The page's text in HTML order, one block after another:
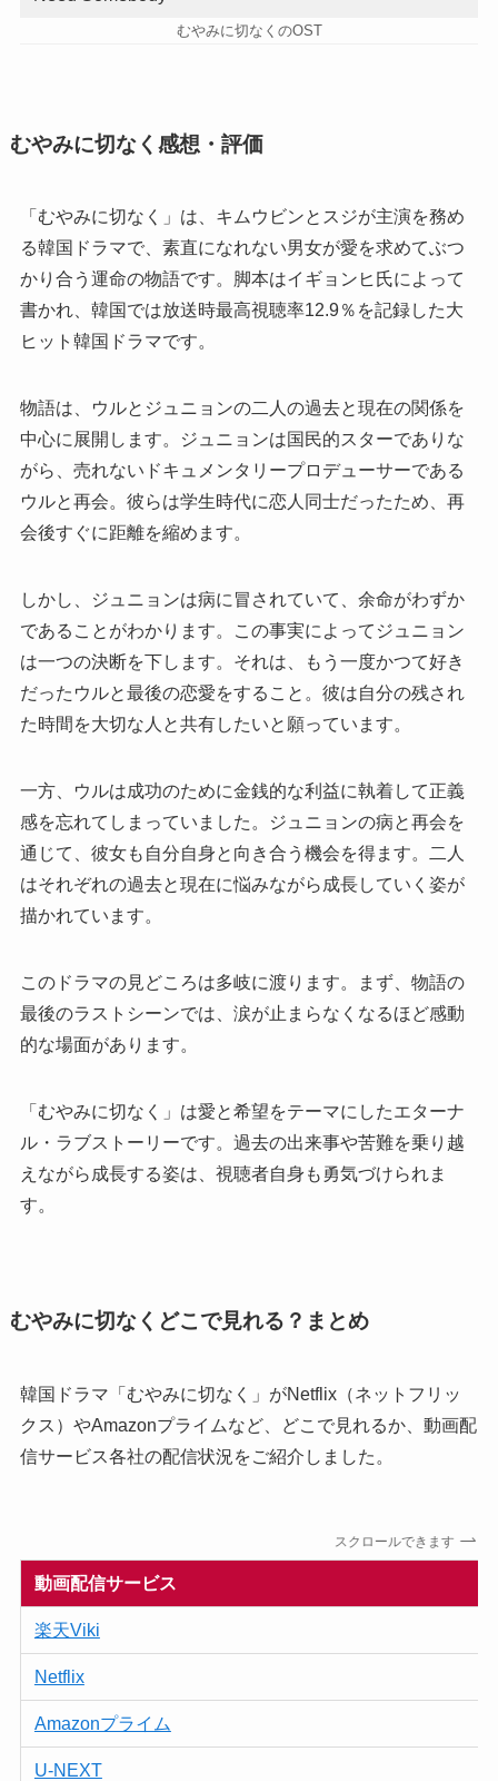
むやみに切なくのOST
むやみに切なく感想・評価
「むやみに切なく」は、キムウビンとスジが主演を務め
る韓国ドラマで、素直になれない男女が愛を求めてぶつ
かり合う運命の物語です。脚本はイギョンヒ氏によって
書かれ、韓国では放送時最高視聴率12.9％を記録した大
ヒット韓国ドラマです。
物語は、ウルとジュニョンの二人の過去と現在の関係を
中心に展開します。ジュニョンは国民的スターでありな
がら、売れないドキュメンタリープロデューサーである
ウルと再会。彼らは学生時代に恋人同士だったため、再
会後すぐに距離を縮めます。
しかし、ジュニョンは病に冒されていて、余命がわずか
であることがわかります。この事実によってジュニョン
は一つの決断を下します。それは、もう一度かつて好き
だったウルと最後の恋愛をすること。彼は自分の残され
た時間を大切な人と共有したいと願っています。
一方、ウルは成功のために金銭的な利益に執着して正義
感を忘れてしまっていました。ジュニョンの病と再会を
通じて、彼女も自分自身と向き合う機会を得ます。二人
はそれぞれの過去と現在に悩みながら成長していく姿が
描かれています。
このドラマの見どころは多岐に渡ります。まず、物語の
最後のラストシーンでは、涙が止まらなくなるほど感動
的な場面があります。
「むやみに切なく」は愛と希望をテーマにしたエターナ
ル・ラブストーリーです。過去の出来事や苦難を乗り越
えながら成長する姿は、視聴者自身も勇気づけられま
す。
むやみに切なくどこで見れる？まとめ
韓国ドラマ「むやみに切なく」がNetflix（ネットフリッ
クス）やAmazonプライムなど、どこで見れるか、動画配
信サービス各社の配信状況をご紹介しました。
スクロールできます
動画配信サービス
楽天Viki
Netflix
Amazonプライム
U-NEXT